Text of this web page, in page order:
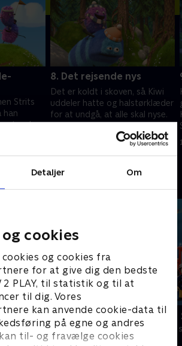
Detaljer Om
cookies
og cookies fra
for at give dig den bedste
2 PLAY, til statistik og til at
til dig. Vores
kan anvende cookie-data til
på egne og andres
til- og fravælge cookies
Strits
tønde.
8. Det rejsende nys
Det er koldt i skoven, så Kiwi
uddeler hatte og halstørklæder
for at undgå, at alle skal nyse.
koen løber hurtigt, når den
1. november 2022 • 4 min
Brandmand
Børneserier • 1